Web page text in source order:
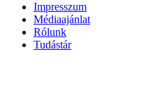
Impresszum
Médiaajánlat
Rólunk
Tudástár